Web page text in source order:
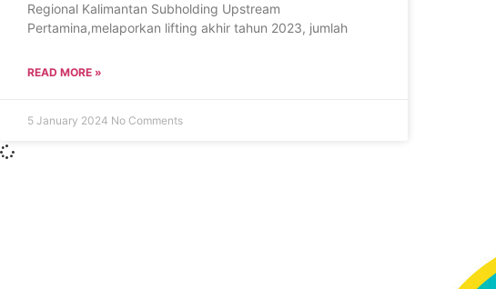
Regional Kalimantan Subholding Upstream
Pertamina,melaporkan lifting akhir tahun 2023, jumlah
READ MORE »
5 January 2024 No Comments